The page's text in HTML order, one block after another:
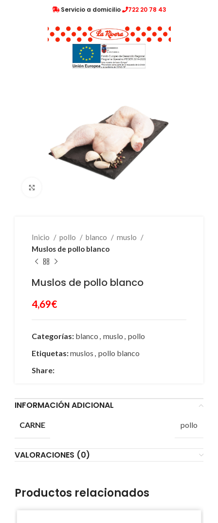
Servicio a domicilio 722 20 78 43
Inicio pollo blanco
muslo
Muslos de pollo blanco
Muslos de pollo blanco
4,69€
Categorías: blanco , muslo , pollo
Etiquetas:muslos , pollo blanco
Share:
INFORMACIÓN ADICIONAL
CARNE pollo
VALORACIONES (0)
Productos relacionados